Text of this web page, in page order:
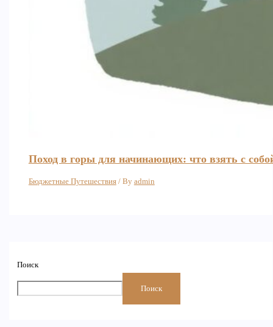
Поиск
Поиск
Поход в горы для начинающих: что взять с
Бюджетные Путешествия/ By admin